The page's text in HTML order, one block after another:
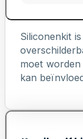
Siliconenkit
moet
kan